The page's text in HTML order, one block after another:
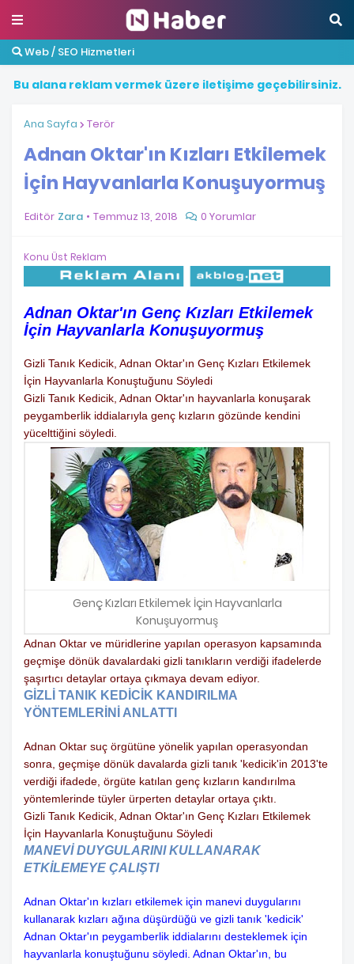
Web / SEO Hizmetleri
Bu alana reklamvermek üzere iletişime geçebilirsiniz.
Ana Sayfa Terör
Adnan Oktar'ın Kızları Etkilemek
İçin Hayvanlarla Konuşuyormuş
Editör Zara Temmuz 13, 2018 0 Yorumlar
Konu Üst Reklam
Adnan Oktar'ın Genç Kızları Etkilemek
İçin Hayvanlarla Konuşuyormuş
Gizli Tanık Kedicik, Adnan Oktar'ın Genç Kızları Etkilemek
İçin Hayvanlarla Konuştuğunu Söyledi
Gizli Tanık Kedicik, Adnan Oktar'ın hayvanlarla konuşarak
peygamberlik iddialarıyla genç kızların gözünde kendini
yücelttiğini söyledi.
Genç Kızları Etkilemek İçin Hayvanlarla
Konuşuyormuş
Adnan Oktar ve müridlerine yapılan operasyon kapsamında
geçmişe dönük davalardaki gizli tanıkların verdiği ifadelerde
şaşırtıcı detaylar ortaya çıkmaya devam ediyor.
GİZLİ TANIK KEDİCİK KANDIRILMA
YÖNTEMLERİNİ ANLATTI
Adnan Oktar suç örgütüne yönelik yapılan operasyondan
sonra, geçmişe dönük davalarda gizli tanık 'kedicik'in 2013'te
verdiği ifadede, örgüte katılan genç kızların kandırılma
yöntemlerinde tüyler ürperten detaylar ortaya çıktı.
Gizli Tanık Kedicik, Adnan Oktar'ın Genç Kızları Etkilemek
İçin Hayvanlarla Konuştuğunu Söyledi
MANEVİ DUYGULARINI KULLANARAK
ETKİLEMEYE ÇALIŞTI
Adnan Oktar'ın kızları etkilemek için manevi duygularını
kullanarak kızları ağına düşürdüğü ve gizli tanık 'kedicik'
Adnan Oktar'ın peygamberlik iddialarını desteklemek için
hayvanlarla konuştuğunu söyledi. Adnan Oktar'ın, bu